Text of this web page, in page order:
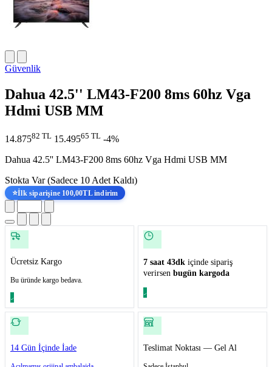
Güvenlik
Dahua 42.5'' LM43-F200 8ms 60hz Vga
Hdmi USB MM
14.87582 TL 15.49565 TL -4%
Dahua 42.5'' LM43-F200 8ms 60hz Vga Hdmi USB MM
Stokta Var (Sadece 10 Adet Kaldı)
⭐İlk siparişine 100,00TL indirim
Ücretsiz Kargo
Bu üründe kargo bedava.
7 saat 43dk içinde sipariş
verirsen bugün kargoda
14 Gün İçinde İade Teslimat Noktası — Gel Al